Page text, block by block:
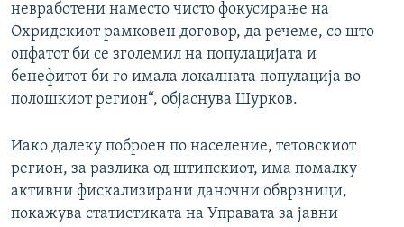
невработени наместо чисто фокусирање на
Охридскиот рамковен договор, да речеме, со што
опфатот би се зголемил на популацијата и
бенефитот би го имала локалната популација во
полошкиот регион“, објаснува Шурков.
Иако далеку поброен по население, тетовскиот
регион, за разлика од штипскиот, има помалку
активни фискализирани даночни обврзници,
покажува статистиката на Управата за јавни